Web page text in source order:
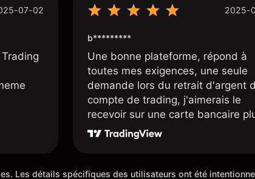
07-02 2025-
b*********
Une bonne plateforme, répond à
toutes mes exigences, une seule
demande lors du retrait d'argent
compte de trading, j'aimerais le
recevoir sur une carte bancaire
rapidement, mais dans l'ensemble
Les détails spécifiques des utilisateurs ont été